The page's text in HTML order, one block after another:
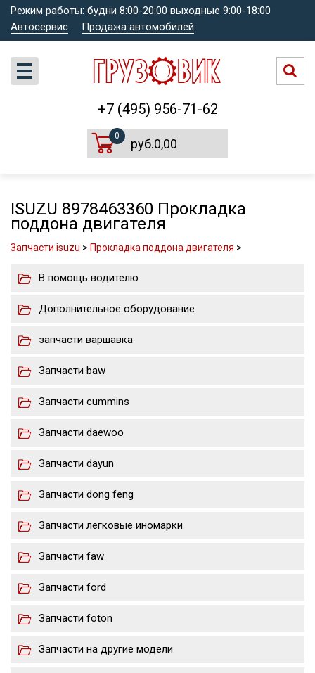
Режим работы: будни 8:00-20:00 выходные 9:00-18:00
Автосервис
Продажа автомобилей
+7 (495) 956-71-62
0
руб.0,00
ISUZU 8978463360 Прокладка
поддона двигателя
Запчасти isuzu > Прокладка поддона двигателя >
В помощь водителю
Дополнительное оборудование
запчасти варшавка
Запчасти baw
Запчасти cummins
Запчасти daewoo
Запчасти dayun
Запчасти dong feng
Запчасти легковые иномарки
Запчасти faw
Запчасти ford
Запчасти foton
Запчасти на другие модели